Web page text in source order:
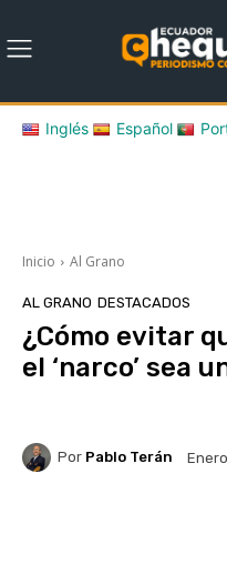
Inglés Español
Inicio Al Grano
AL GRANO DESTACADOS
¿Cómo evitar
el ‘narco’ sea
Por Pablo Terán